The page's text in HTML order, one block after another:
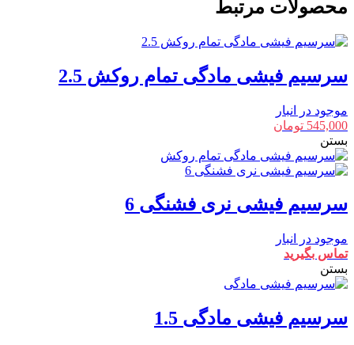
2.5
محصولات مرتبط
سرسیم فیشی مادگی تمام روکش 2.5
موجود در انبار
545,000 تومان
بستن
سرسیم فیشی نری فشنگی 6
موجود در انبار
تماس بگیرید
بستن
سرسیم فیشی مادگی 1.5